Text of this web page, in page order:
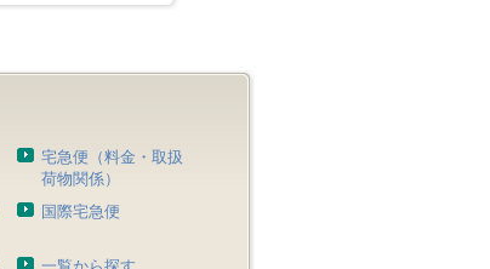
宅急便（料金・取扱
荷物関係）
国際宅急便